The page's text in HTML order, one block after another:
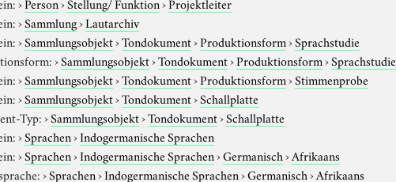
›Sammlung›Lautarchiv
›Sammlungsobjekt›Tondokument›Produktionsform›Sprachstudie
›Sammlungsobjekt›Tondokument›Produktionsform›Sprachstudie
›Sammlungsobjekt›Tondokument›Produktionsform›Stimmenprobe
›Sammlungsobjekt›Tondokument›Schallplatte
Typ:›Sammlungsobjekt›Tondokument›Schallplatte
›Sprachen›Indogermanische Sprachen
›Sprachen›Indogermanische Sprachen›Germanisch›Afrikaans
›Sprachen›Indogermanische Sprachen›Germanisch›Afrikaans